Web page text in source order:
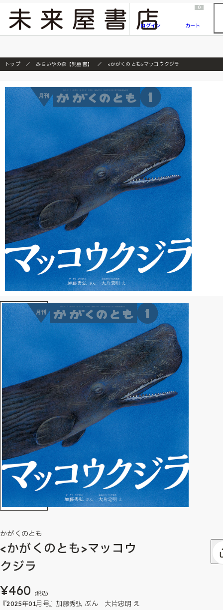
『ONE PIECE magazine 021 ONE PIECEカード付き同梱版』発売延期のご案内
ログイン
0
カート
トップ みらいやの森【児童書】 <かがくのとも>マッコウクジラ
かがくのとも
<かがくのとも>マッコウ
クジラ
¥460 (税込)
『2025年01月号』加藤秀弘 ぶん 大片忠明 え